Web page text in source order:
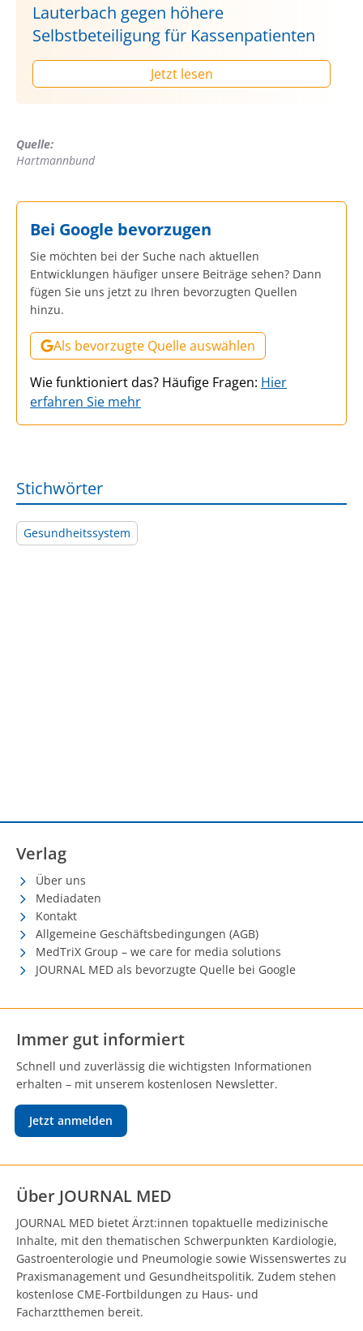
Lauterbach gegen höhere
Selbstbeteiligung für Kassenpatienten
Jetzt lesen
Quelle:
Hartmannbund
Bei Google bevorzugen
Sie möchten bei der Suche nach aktuellen
Entwicklungen häufiger unsere Beiträge sehen? Dann
fügen Sie uns jetzt zu Ihren bevorzugten Quellen
hinzu.
Als bevorzugte Quelle auswählen
Wie funktioniert das? Häufige Fragen: Hier
erfahren Sie mehr
Stichwörter
Gesundheitssystem
Verlag
Über uns
Mediadaten
Kontakt
Allgemeine Geschäftsbedingungen (AGB)
MedTriX Group – we care for media solutions
JOURNAL MED als bevorzugte Quelle bei Google
Immer gut informiert
Schnell und zuverlässig die wichtigsten Informationen
erhalten – mit unserem kostenlosen Newsletter.
Jetzt anmelden
Über JOURNAL MED
JOURNAL MED bietet Ärzt:innen topaktuelle medizinische
Inhalte, mit den thematischen Schwerpunkten Kardiologie,
Gastroenterologie und Pneumologie sowie Wissenswertes zu
Praxismanagement und Gesundheitspolitik. Zudem stehen
kostenlose CME-Fortbildungen zu Haus- und
Facharztthemen bereit.